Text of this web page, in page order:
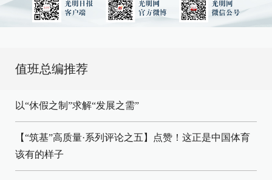
值班总编推荐
以“休假之制”求解“发展之需”
【“筑基”高质量·系列评论之五】点赞！这正是中国体育
该有的样子